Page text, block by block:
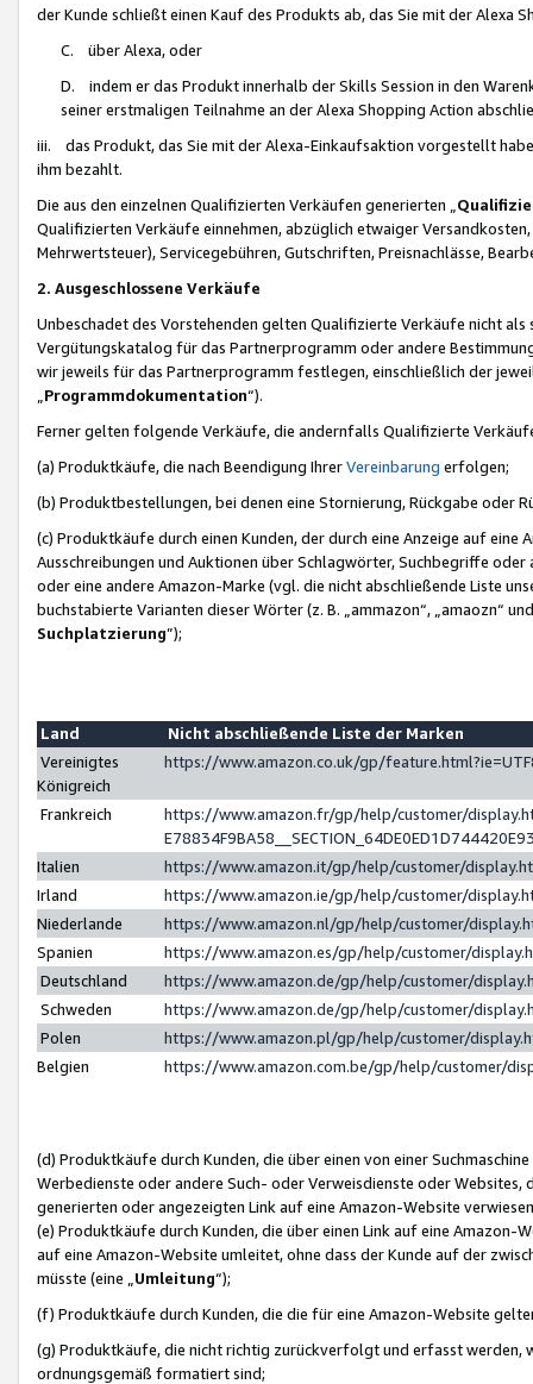
der Kunde schließt einen Kauf des Produkts ab, das Sie mit der Alexa
C. über Alexa, oder
D. indem er das Produkt innerhalb der Skills Session in den
seiner erstmaligen Teilnahme an der Alexa Shopping Action
iii. das Produkt, das Sie mit der Alexa-Einkaufsaktion vorgestellt
ihm bezahlt.
Die aus den einzelnen Qualifizierten Verkäufen generierten „
Qualifizierten Verkäufe einnehmen, abzüglich etwaiger
Mehrwertsteuer), Servicegebühren, Gutschriften, Preisnachlässe,
2. Ausgeschlossene Verkäufe
Unbeschadet des Vorstehenden gelten Qualifizierte Verkäufe nicht
Vergütungskatalog für das Partnerprogramm oder andere
wir jeweils für das Partnerprogramm festlegen, einschließlich der
Programmdokumentation“).
Ferner gelten folgende Verkäufe, die andernfalls Qualifizierte
(a) Produktkäufe, die nach Beendigung IhrerVereinbarung erfolgen;
(b) Produktbestellungen, bei denen eine Stornierung, Rückgabe oder
(c) Produktkäufe durch einen Kunden, der durch eine Anzeige auf
Ausschreibungen und Auktionen über Schlagwörter, Suchbegriffe
oder eine andere Amazon-Marke (vgl. die nicht abschließende Liste
buchstabierte Varianten dieser Wörter (z. B. „ammazon“, „amaozn“
Suchplatzierung”);
Land
Nicht abschließende Liste der Marken
Vereinigtes
Königreich
https://www.amazon.co.uk/gp/
Frankreich
https://www.amazon.fr/gp/help/customer/
Italien
https://www.amazon.it/gp/help/customer/
Irland
https://www.amazon.ie/gp/help/customer/
Niederlande
https://www.amazon.nl/gp/help/customer/
Spanien
https://www.amazon.es/gp/help/customer/
Deutschland
https://www.amazon.de/gp/help/customer/
Schweden
https://www.amazon.de/gp/help/customer/
Polen
https://www.amazon.pl/gp/help/customer/
Belgien
https://www.amazon.com.be/gp/help/customer/
(d) Produktkäufe durch Kunden, die über einen von einer
Werbedienste oder andere Such- oder Verweisdienste oder Websites,
generierten oder angezeigten Link auf eine Amazon-Website
(e) Produktkäufe durch Kunden, die über einen Link auf eine
auf eine Amazon-Website umleitet, ohne dass der Kunde auf der
müsste (eine „ Umleitung“);
(f) Produktkäufe durch Kunden, die die für eine Amazon-Website
(g) Produktkäufe, die nicht richtig zurückverfolgt und erfasst werden,
ordnungsgemäß formatiert sind;